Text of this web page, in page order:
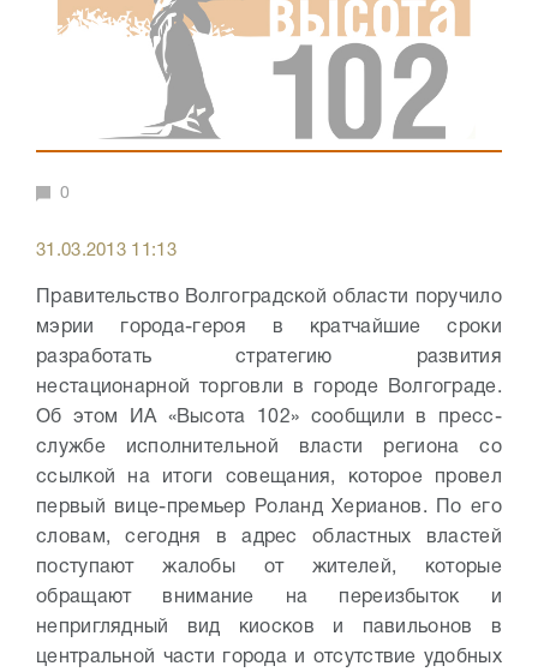
0
31.03.2013 11:13
Правительство Волгоградской области поручило
мэрии города-героя в кратчайшие сроки
разработать стратегию развития
нестационарной торговли в городе Волгограде.
Об этом ИА «Высота 102» сообщили в пресс-
службе исполнительной власти региона со
ссылкой на итоги совещания, которое провел
первый вице-премьер Роланд Херианов. По его
словам, сегодня в адрес областных властей
поступают жалобы от жителей, которые
обращают внимание на переизбыток и
неприглядный вид киосков и павильонов в
центральной части города и отсутствие удобных